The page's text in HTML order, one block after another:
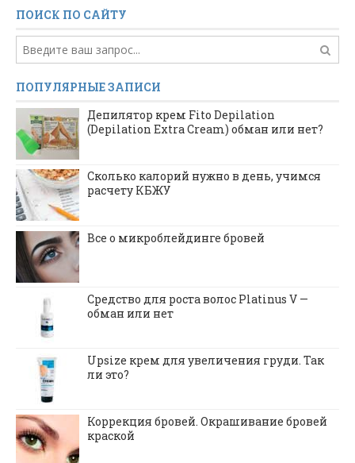
ПОИСК ПО САЙТУ
ПОПУЛЯРНЫЕ ЗАПИСИ
Депилятор крем Fito Depilation
(Depilation Extra Cream) обман или нет?
Сколько калорий нужно в день, учимся
расчету КБЖУ
Все о микроблейдинге бровей
Средство для роста волос Platinus V —
обман или нет
Upsize крем для увеличения груди. Так
ли это?
Коррекция бровей. Окрашивание бровей
краской